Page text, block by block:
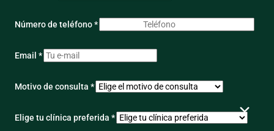
Número de teléfono *
Email *
Motivo de consulta *
Elige tu clínica preferida *